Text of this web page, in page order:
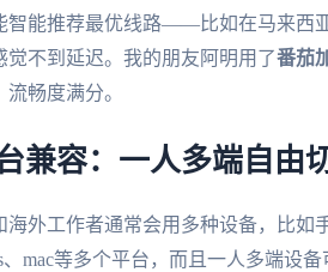
智能推荐最优线路——比如在马来西
觉不到延迟。我的朋友阿明用了番茄
流畅度满分。
兼容：一人多端自由
海外工作者通常会用多种设备，比如
、mac等多个平台，而且一人多端设